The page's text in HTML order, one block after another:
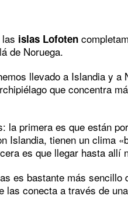
islas Lofoten
de Noruega.
llevado a Islandia y a
que concentra
la primera es que están
Islandia, tienen un clima
es que llegar hasta allí
es bastante más sencillo
las conecta a través de